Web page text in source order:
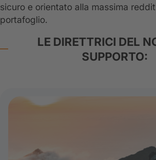
sicuro e orientato alla massima
portafoglio.
LE DIRETTRICI DEL
SUPPORTO: